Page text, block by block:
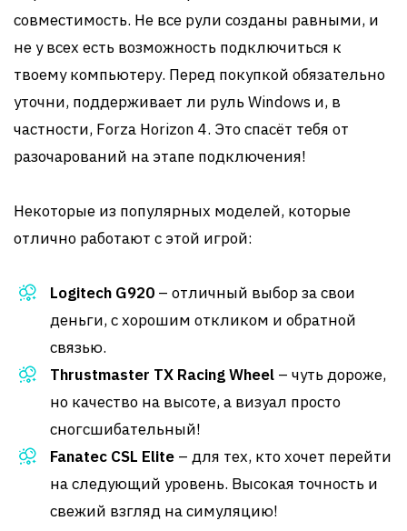
совместимость. Не все рули созданы равными, и
не у всех есть возможность подключиться к
твоему компьютеру. Перед покупкой обязательно
уточни, поддерживает ли руль Windows и, в
частности, Forza Horizon 4. Это спасёт тебя от
разочарований на этапе подключения!
Некоторые из популярных моделей, которые
отлично работают с этой игрой:
Logitech G920 – отличный выбор за свои
деньги, с хорошим откликом и обратной
связью.
Thrustmaster TX Racing Wheel – чуть дороже,
но качество на высоте, а визуал просто
сногсшибательный!
Fanatec CSL Elite – для тех, кто хочет перейти
на следующий уровень. Высокая точность и
свежий взгляд на симуляцию!